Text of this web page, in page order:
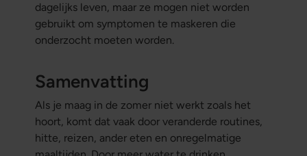
dagelijks leven, maar ze mogen niet worden
gebruikt om symptomen te maskeren die
onderzocht moeten worden.
Samenvatting
Als je maag in de zomer niet werkt zoals het
hoort, komt dat vaak door veranderde routines,
hitte, reizen, ander eten en onregelmatige